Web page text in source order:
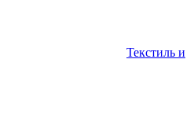
Текстиль и